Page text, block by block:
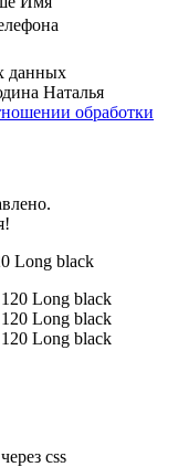
данных
Наталья
обработки
Long black
css